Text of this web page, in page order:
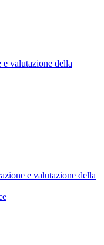
e valutazione della
e valutazione della